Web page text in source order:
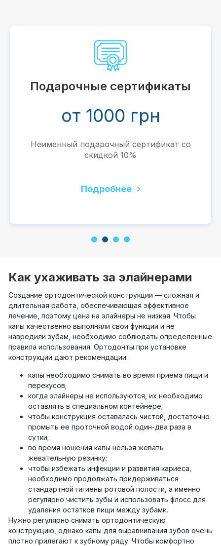
Подарочные сертификаты
от 1000 грн
Неименный подарочный сертификат со
скидкой 10%
Подробнее
Как ухаживать за элайнерами
Создание ортодонтической конструкции — сложная и
длительная работа, обеспечивающая эффективное
лечение, поэтому цена на элайнеры не низкая. Чтобы
капы качественно выполняли свои функции и не
навредили зубам, необходимо соблюдать определенные
правила использования. Ортодонты при установке
конструкции дают рекомендации:
капы необходимо снимать во время приема пищи и
перекусов;
когда элайнеры не используются, их необходимо
оставлять в специальном контейнере;
чтобы конструкция оставалась чистой, достаточно
промыть ее проточной водой один-два раза в
сутки;
во время ношения капы нельзя жевать
жевательную резинку;
чтобы избежать инфекции и развития кариеса,
необходимо продолжать придерживаться
стандартной гигиены ротовой полости, а именно
регулярно чистить зубы и использовать флосс для
удаления остатков пищи между зубами.
Нужно регулярно снимать ортодонтическую
конструкцию, однако капы для выравнивания зубов очень
плотно прилегают к зубному ряду. Чтобы комфортно